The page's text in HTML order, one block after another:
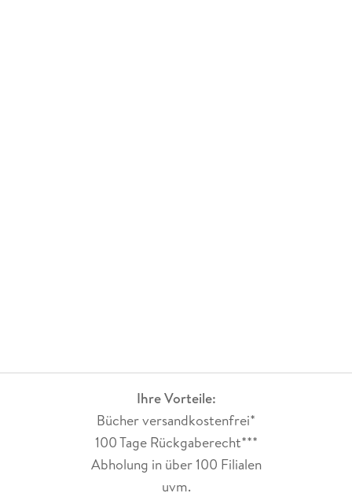
Ihre Vorteile:
Bücher versandkostenfrei*
100 Tage Rückgaberecht***
Abholung in über 100 Filialen
uvm.